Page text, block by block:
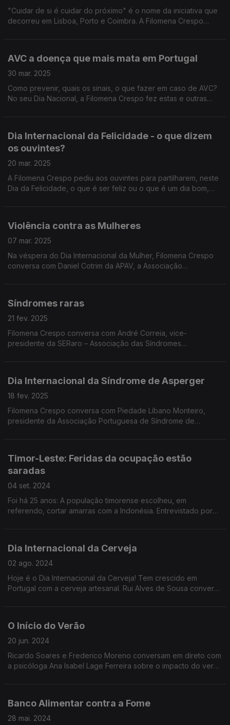
"Cuidar de si é cuidar do próximo" é o nome da iniciativa que
decorreu em Lisboa, Porto e Coimbra. A Filomena Crespo
AVC a doença que mais mata em Portugal
30 mar. 2025
Como prevenir, quais os sinais, o que fazer em caso de AVC?
No seu Dia Nacional, a Filomena Crespo fez estas e outras
Dia Internacional da Felicidade - o que dizem
os ouvintes?
20 mar. 2025
A Filomena Crespo pediu aos ouvintes para partilharem, neste
Dia da Felicidade, o que é ser feliz ou o que é um dia bom,
Violência contra as Mulheres
07 mar. 2025
Na véspera do Dia Internacional da Mulher, Filomena Crespo
conversa com Daniel Cotrim da APAV, a Associação
Síndromes raras
21 fev. 2025
Filomena Crespo conversa com André Correia, vice-
presidente da SERaro – Associação das Síndromes
Dia Internacional da Síndrome de Asperger
18 fev. 2025
Filomena Crespo conversa com Piedade Líbano Monteiro,
presidente da Associação Portuguesa de Síndrome de
Timor-Leste: Feridas da ocupação estão
saradas
04 set. 2024
Foi há 25 anos: A população timorense escolheu, em
referendo, cortar amarras com a Indonésia. Entrevistado por
Dia Internacional da Cerveja
02 ago. 2024
Hoje é o Dia Internacional da Cerveja! Tem crescido em
Portugal com a cerveja artesanal. Rui Alves de Sousa conversa
O Início do Verão
20 jun. 2024
Ricardo Soares e Frederico Moreno conversam em direto com
a psicóloga Ana Isabel Lage Ferreira sobre o impacto do verão
Banco Alimentar contra a Fome
28 mai. 2024